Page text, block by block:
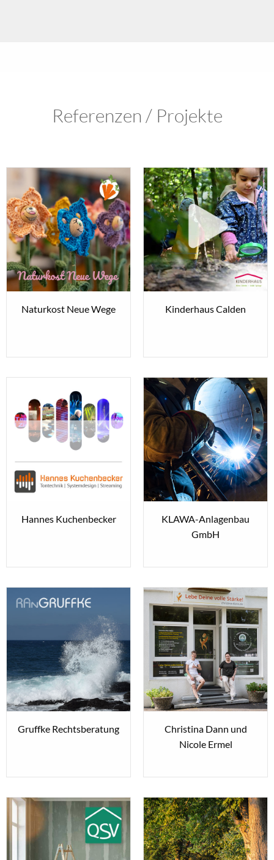
Referenzen / Projekte
Naturkost Neue Wege Kinderhaus Calden
Hannes Kuchenbecker
KLAWA-Anlagenbau
GmbH
Gruffke Rechtsberatung
Christina Dann und
Nicole Ermel